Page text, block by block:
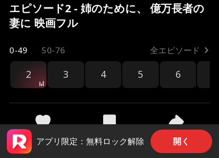
エピソード2 - 姉のために、 億万長者の
妻に 映画フル
0-49 50-76 全エピソード
2 3 4 5 6
1.8k 1.3k 共有
アプリ限定：無料ロック解除 開く